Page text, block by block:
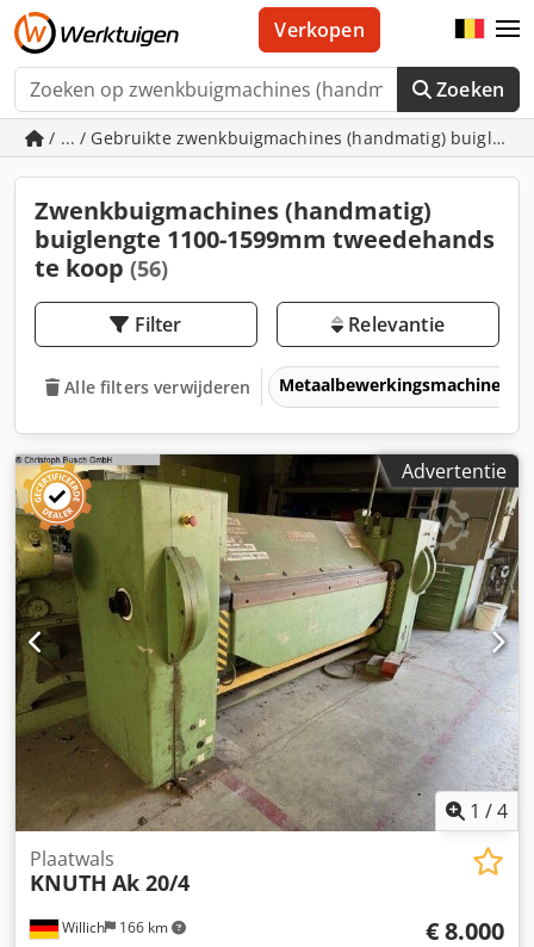
Zoeken
Verkopen
/ ... / Gebruikte zwenkbuigmachines (handmatig)
Zwenkbuigmachines (handmatig)
buiglengte 1100-1599mm tweedehands
te koop (56)
Filter Relevantie
Alle filters verwijderen Metaalbewerkingsmachines
Advertentie
1 /4
Willich 166 km
Plaatwals
KNUTH Ak 20/4
€ 8.000